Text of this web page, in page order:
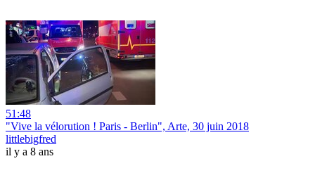
51:48
"Vive la vélorution ! Paris - Berlin", Arte, 30 juin 2018
littlebigfred
il y a 8 ans